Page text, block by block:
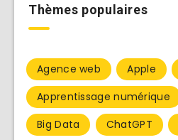
Thèmes populaires
Agence web Apple
Apprentissage numérique
Big Data
ChatGPT